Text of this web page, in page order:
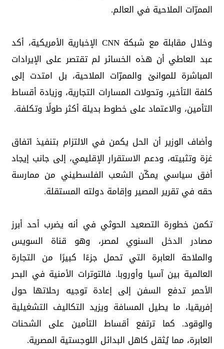
الممرّات الملاحية في العالم.
وخلال مقابلة مع شبكة CNN الإخبارية الأمريكية، أكد
عبد العاطي أن هذه الخسائر لم تقتصر على الإيرادات
المباشرة للموانئ والممرّات الملاحية، بل امتدت إلى
كلفة التأخير، وتحولات المسارات التجارية، وزيادة أقساط
التأمين، والاعتماد على خطوط بديلة أكثر طولًا وتكلفة.
وأضاف الوزير أن الحل يكمن في الالتزام بتنفيذ اتفاق
غزة وتثبيته، ودعم الاستقرار الإقليمي، إلى جانب إيجاد
أفق سياسي يمكّن الشعب الفلسطيني من ممارسة
حقه في تقرير المصير وإقامة دولته المستقلة.
تكمن خطورة التصعيد الحوثي في أنه يضرب أحد أبرز
مصادر الدخل السنوي لمصر، وهو قناة السويس
والملاحة العابرة التي تحمل جزءًا كبيرًا من التجارة
العالمية بين آسيا وأوروبا. فالتوترات الأمنية في البحر
الأحمر تدفع السفن إلى إعادة توجيه رحلاتها حول
إفريقيا، ما يطيل المسافة ويزيد التكاليف التشغيلية
والوقود. كما ترتفع أقساط التأمين على الشحنات
العابرة، مما يُثقل كاهل البدائل اللوجستية المصرية.